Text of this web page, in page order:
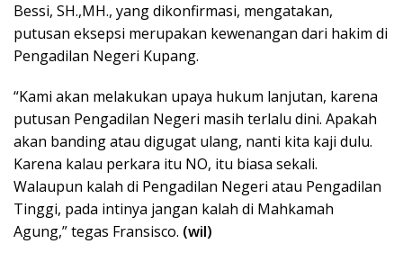
Bessi, SH.,MH., yang dikonfirmasi, mengatakan,
putusan eksepsi merupakan kewenangan dari hakim di
Pengadilan Negeri Kupang.
“Kami akan melakukan upaya hukum lanjutan, karena
putusan Pengadilan Negeri masih terlalu dini. Apakah
akan banding atau digugat ulang, nanti kita kaji dulu.
Karena kalau perkara itu NO, itu biasa sekali.
Walaupun kalah di Pengadilan Negeri atau Pengadilan
Tinggi, pada intinya jangan kalah di Mahkamah
Agung,” tegas Fransisco. (wil)